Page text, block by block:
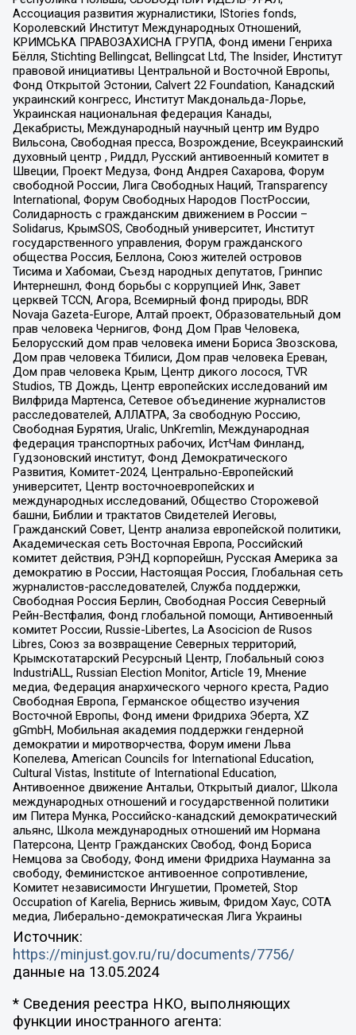
Ассоциация развития журналистики, IStories fonds,
Королевский Институт Международных Отношений,
КРИМСЬКА ПРАВОЗАХИСНА ГРУПА, Фонд имени Генриха
Бёлля, Stichting Bellingcat, Bellingcat Ltd, The Insider, Институт
правовой инициативы Центральной и Восточной Европы,
Фонд Открытой Эстонии, Calvert 22 Foundation, Канадский
украинский конгресс, Институт Макдональда-Лорье,
Украинская национальная федерация Канады,
Декабристы, Международный научный центр им Вудро
Вильсона, Свободная пресса, Возрождение, Всеукраинский
духовный центр , Риддл, Русский антивоенный комитет в
Швеции, Проект Медуза, Фонд Андрея Сахарова, Форум
свободной России, Лига Свободных Наций, Transparеncy
International, Форум Свободных Народов ПостРоссии,
Солидарность с гражданским движением в России –
Solidarus, КрымSOS, Свободный университет, Институт
государственного управления, Форум гражданского
общества Россия, Беллона, Союз жителей островов
Тисима и Хабомаи, Съезд народных депутатов, Гринпис
Интернешнл, Фонд борьбы с коррупцией Инк, Завет
церквей TCCN, Агора, Всемирный фонд природы, BDR
Novaja Gazeta-Europe, Алтай проект, Образовательный дом
прав человека Чернигов, Фонд Дом Прав Человека,
Белорусский дом прав человека имени Бориса Звозскова,
Дом прав человека Тбилиси, Дом прав человека Ереван,
Дом прав человека Крым, Центр дикого лосося, TVR
Studios, ТВ Дождь, Центр европейских исследований им
Вилфрида Мартенса, Сетевое объединение журналистов
расследователей, АЛЛАТРА, За свободную Россию,
Свободная Бурятия, Uralic, UnKremlin, Международная
федерация транспортных рабочих, ИстЧам Финланд,
Гудзоновский институт, Фонд Демократического
Развития, Комитет-2024, Центрально-Европейский
университет, Центр восточноевропейских и
международных исследований, Общество Сторожевой
башни, Библии и трактатов Свидетелей Иеговы,
Гражданский Совет, Центр анализа европейской политики,
Академическая сеть Восточная Европа, Российский
комитет действия, РЭНД корпорейшн, Русская Америка за
демократию в России, Настоящая Россия, Глобальная сеть
журналистов-расследователей, Служба поддержки,
Свободная Россия Берлин, Свободная Россия Северный
Рейн-Вестфалия, Фонд глобальной помощи, Антивоенный
комитет России, Russie-Libertes, La Asocicion de Rusos
Libres, Союз за возвращение Северных территорий,
Крымскотатарский Ресурсный Центр, Глобальный союз
IndustriALL, Russian Election Monitor, Article 19, Мнение
медиа, Федерация анархического черного креста, Радио
Свободная Европа, Германское общество изучения
Восточной Европы, Фонд имени Фридриха Эберта, XZ
gGmbH, Мобильная академия поддержки гендерной
демократии и миротворчества, Форум имени Льва
Копелева, American Councils for International Education,
Cultural Vistas, Institute of International Education,
Антивоенное движение Антальи, Открытый диалог, Школа
международных отношений и государственной политики
им Питера Мунка, Российско-канадский демократический
альянс, Школа международных отношений им Нормана
Патерсона, Центр Гражданских Свобод, Фонд Бориса
Немцова за Свободу, Фонд имени Фридриха Науманна за
свободу, Феминистское антивоенное сопротивление,
Комитет независимости Ингушетии, Прометей, Stop
Occupation of Karelia, Вернись живым, Фридом Хаус, СОТА
медиа, Либерально-демократическая Лига Украины
Источник:
https://minjust.gov.ru/ru/documents/7756/
данные на 13.05.2024
* Сведения реестра НКО, выполняющих
функции иностранного агента: